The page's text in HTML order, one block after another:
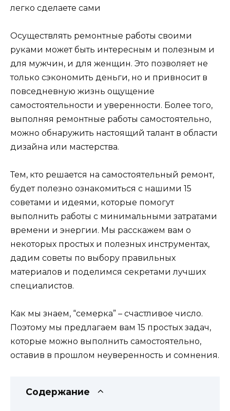
Осуществлять ремонтные работы своими
руками может быть интересным и полезным и
для мужчин, и для женщин. Это позволяет не
только сэкономить деньги, но и привносит в
повседневную жизнь ощущение
самостоятельности и уверенности. Более того,
выполняя ремонтные работы самостоятельно,
можно обнаружить настоящий талант в области
дизайна или мастерства.
Тем, кто решается на самостоятельный ремонт,
будет полезно ознакомиться с нашими 15
советами и идеями, которые помогут
выполнить работы с минимальными затратами
времени и энергии. Мы расскажем вам о
некоторых простых и полезных инструментах,
дадим советы по выбору правильных
материалов и поделимся секретами лучших
специалистов.
Как мы знаем, “семерка” – счастливое число.
Поэтому мы предлагаем вам 15 простых задач,
которые можно выполнить самостоятельно,
оставив в прошлом неуверенность и сомнения.
Содержание